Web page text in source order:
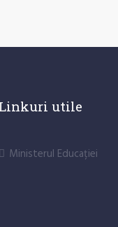
Linkuri utile
Ministerul Educației